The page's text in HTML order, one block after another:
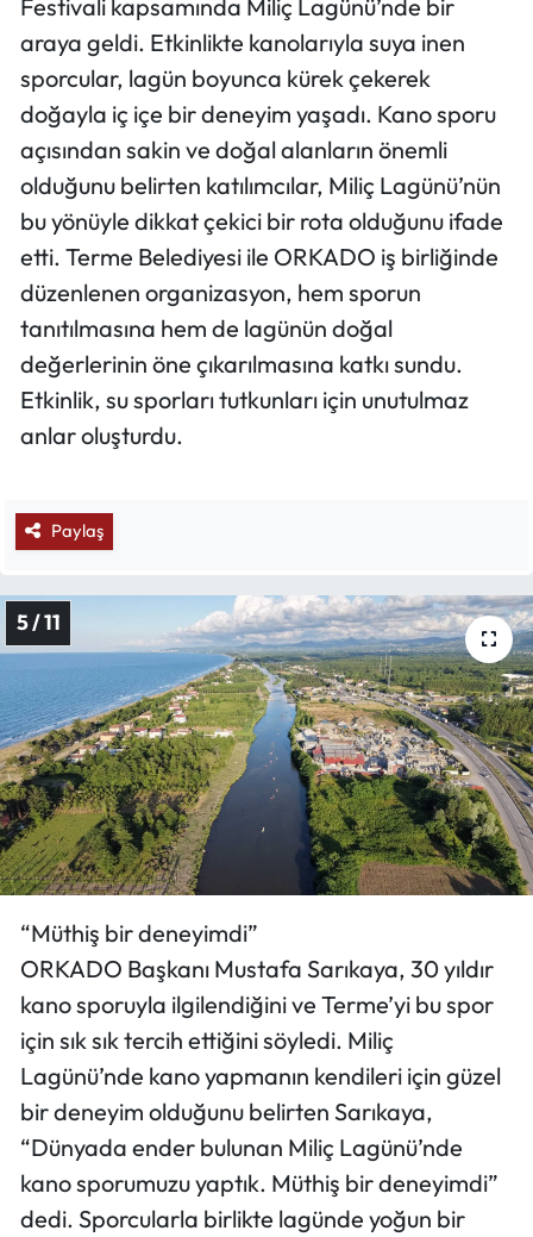
Festivali kapsamında Miliç Lagünü’nde bir
araya geldi. Etkinlikte kanolarıyla suya inen
sporcular, lagün boyunca kürek çekerek
doğayla iç içe bir deneyim yaşadı. Kano sporu
açısından sakin ve doğal alanların önemli
olduğunu belirten katılımcılar, Miliç Lagünü’nün
bu yönüyle dikkat çekici bir rota olduğunu ifade
etti. Terme Belediyesi ile ORKADO iş birliğinde
düzenlenen organizasyon, hem sporun
tanıtılmasına hem de lagünün doğal
değerlerinin öne çıkarılmasına katkı sundu.
Etkinlik, su sporları tutkunları için unutulmaz
anlar oluşturdu.
Paylaş
5 / 11
“Müthiş bir deneyimdi”
ORKADO Başkanı Mustafa Sarıkaya, 30 yıldır
kano sporuyla ilgilendiğini ve Terme’yi bu spor
için sık sık tercih ettiğini söyledi. Miliç
Lagünü’nde kano yapmanın kendileri için güzel
bir deneyim olduğunu belirten Sarıkaya,
“Dünyada ender bulunan Miliç Lagünü’nde
kano sporumuzu yaptık. Müthiş bir deneyimdi”
dedi. Sporcularla birlikte lagünde yoğun bir